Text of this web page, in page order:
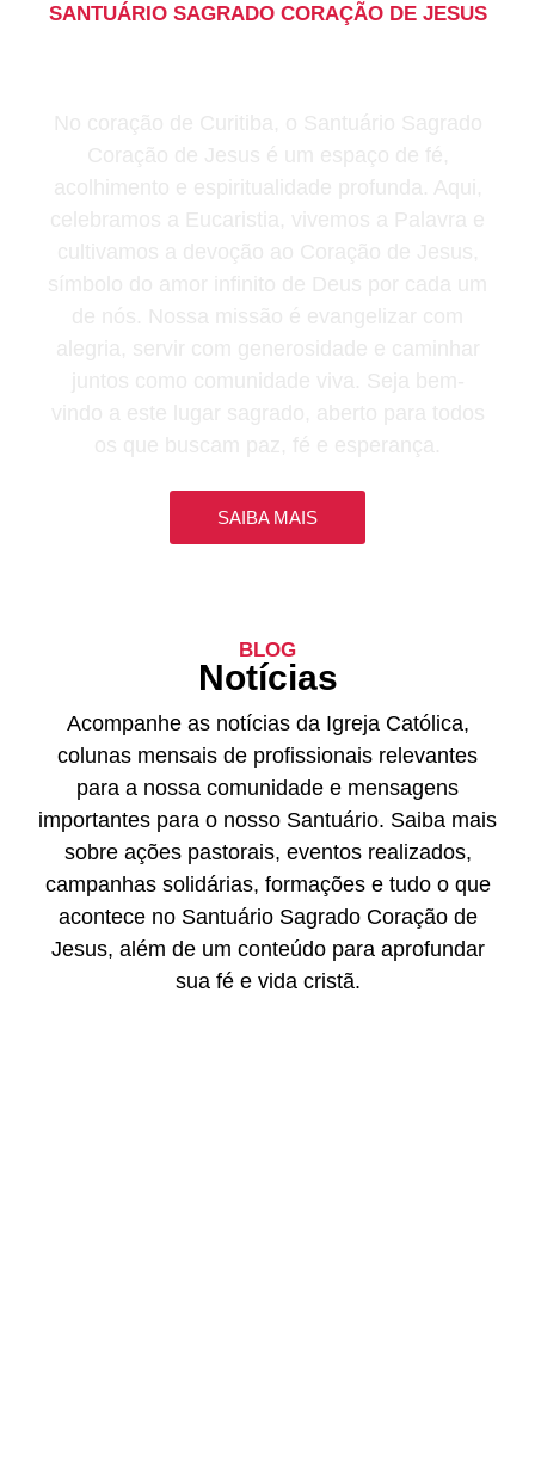
SANTUÁRIO SAGRADO CORAÇÃO DE JESUS
SAIBA MAIS
BLOG
Notícias
Acompanhe as notícias da Igreja Católica,
colunas mensais de profissionais relevantes
para a nossa comunidade e mensagens
importantes para o nosso Santuário. Saiba mais
sobre ações pastorais, eventos realizados,
campanhas solidárias, formações e tudo o que
acontece no Santuário Sagrado Coração de
Jesus, além de um conteúdo para aprofundar
sua fé e vida cristã.